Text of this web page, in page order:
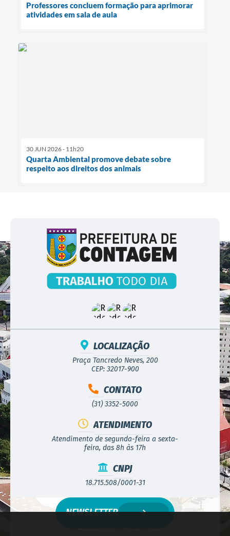
Professores concluem formação para aprimorar
atividades em sala de aula
30 JUN 2026 - 11h20
Quarta Ambiental promove debate sobre
respeito aos direitos dos animais
LOCALIZAÇÃO
Praça Tancredo Neves, 200
CEP: 32017-900
CONTATO
(31) 3352-5000
ATENDIMENTO
Atendimento de segunda-feira a sexta-
feira, das 8h às 17h
CNPJ
18.715.508/0001-31
NEWSLETTER